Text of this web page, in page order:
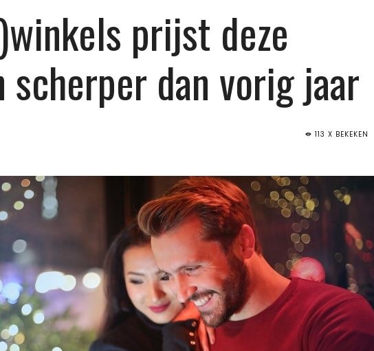
prijst deze
scherper dan vorig jaar
113 X BEKEKEN